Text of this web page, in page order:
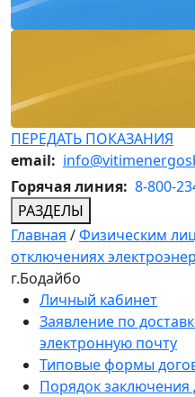
ПЕРЕДАТЬ ПОКАЗАНИЯ
email:
Горячая линия: 8-800-
РАЗДЕЛЫ
Главная /Физическим
отключениях
г.Бодайбо
Личный кабинет
Заявление по
электронную почту
Типовые формы
Порядок заключения